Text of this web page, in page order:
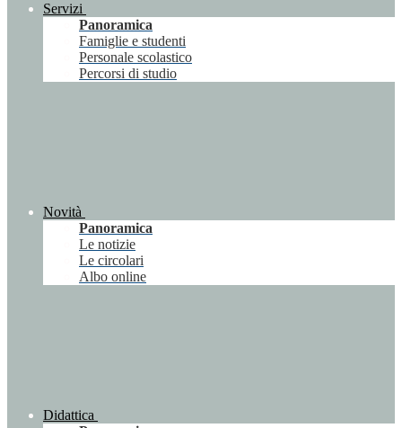
Servizi
Panoramica
Famiglie e studenti
Personale scolastico
Percorsi di studio
Novità
Panoramica
Le notizie
Le circolari
Albo online
Didattica